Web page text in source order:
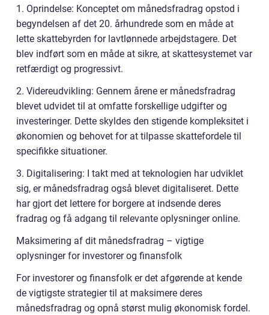
1. Oprindelse: Konceptet om månedsfradrag opstod i
begyndelsen af det 20. århundrede som en måde at
lette skattebyrden for lavtlønnede arbejdstagere. Det
blev indført som en måde at sikre, at skattesystemet var
retfærdigt og progressivt.
2. Videreudvikling: Gennem årene er månedsfradrag
blevet udvidet til at omfatte forskellige udgifter og
investeringer. Dette skyldes den stigende kompleksitet i
økonomien og behovet for at tilpasse skattefordele til
specifikke situationer.
3. Digitalisering: I takt med at teknologien har udviklet
sig, er månedsfradrag også blevet digitaliseret. Dette
har gjort det lettere for borgere at indsende deres
fradrag og få adgang til relevante oplysninger online.
Maksimering af dit månedsfradrag – vigtige
oplysninger for investorer og finansfolk
For investorer og finansfolk er det afgørende at kende
de vigtigste strategier til at maksimere deres
månedsfradrag og opnå størst mulig økonomisk fordel.